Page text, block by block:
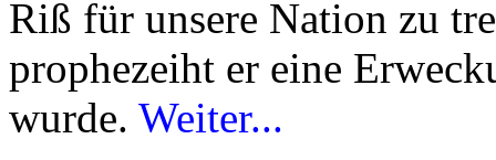
Riß für unsere Nation zu
prophezeiht er eine
wurde. Weiter...